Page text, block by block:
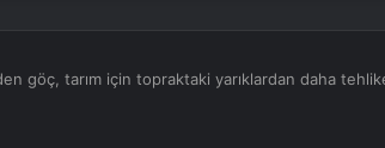
göç, tarım için topraktaki yarıklardan daha